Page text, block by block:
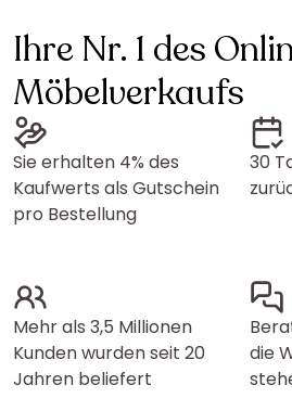
Ihre Nr. 1 des
Möbelverkaufs
Sie erhalten 4% des
Kaufwerts als Gutschein
pro Bestellung
30
Mehr als 3,5 Millionen
Kunden wurden seit 20
Jahren beliefert
die